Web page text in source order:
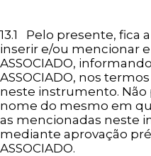
13.1 Pelo presente, fica
inserir e/ou mencionar
ASSOCIADO,
ASSOCIADO, nos
neste instrumento. Não
nome do mesmo em
as mencionadas neste
mediante aprovação
ASSOCIADO.